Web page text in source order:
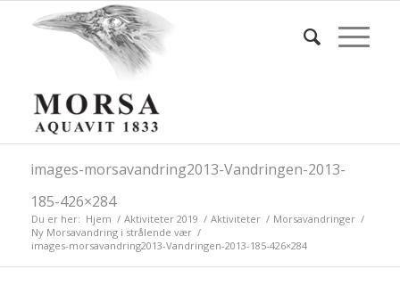
images-morsavandring2013-Vandringen-2013-
185-426×284
Du er her: Hjem / Aktiviteter 2019 / Aktiviteter / Morsavandringer /
Ny Morsavandring i strålende vær /
images-morsavandring2013-Vandringen-2013-185-426×284